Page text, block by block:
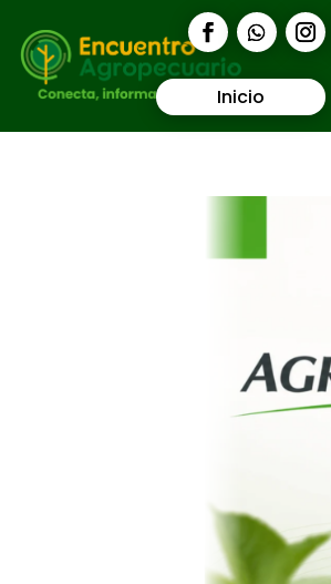
Inicio